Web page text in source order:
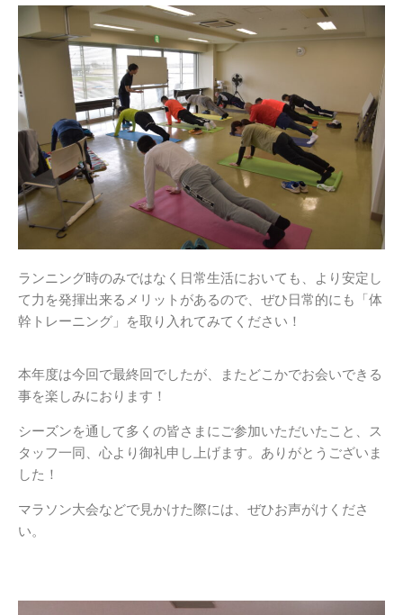
ランニング時のみではなく日常生活においても、より安定し
て力を発揮出来るメリットがあるので、ぜひ日常的にも「体
幹トレーニング」を取り入れてみてください！
本年度は今回で最終回でしたが、またどこかでお会いできる
事を楽しみにおります！
シーズンを通して多くの皆さまにご参加いただいたこと、ス
タッフ一同、心より御礼申し上げます。ありがとうございま
した！
マラソン大会などで見かけた際には、ぜひお声がけくださ
い。